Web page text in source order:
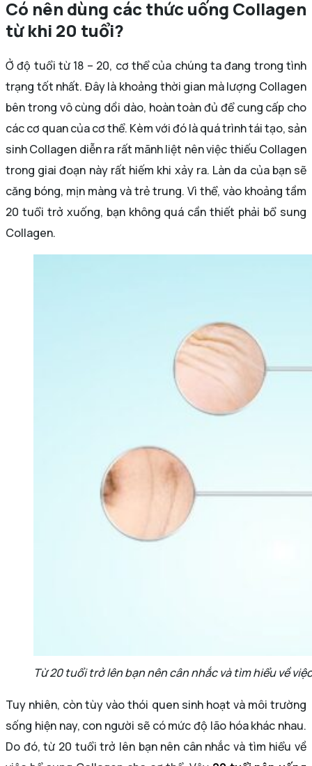
Có nên dùng các thức uống Collagen
từ khi 20 tuổi?
Ở độ tuổi từ 18 – 20, cơ thể của chúng ta đang trong tình
trạng tốt nhất. Đây là khoảng thời gian mà lượng Collagen
bên trong vô cùng dồi dào, hoàn toàn đủ để cung cấp cho
các cơ quan của cơ thể. Kèm với đó là quá trình tái tạo, sản
sinh Collagen diễn ra rất mãnh liệt nên việc thiếu Collagen
trong giai đoạn này rất hiếm khi xảy ra. Làn da của bạn sẽ
căng bóng, mịn màng và trẻ trung. Vì thể, vào khoảng tầm
20 tuổi trở xuống, bạn không quá cần thiết phải bổ sung
Collagen.
Từ 20 tuổi trở lên bạn nên cân nhắc và tìm hiểu về
Tuy nhiên, còn tùy vào thói quen sinh hoạt và môi trường
sống hiện nay, con người sẽ có mức độ lão hóa khác nhau.
Do đó, từ 20 tuổi trở lên bạn nên cân nhắc và tìm hiểu về